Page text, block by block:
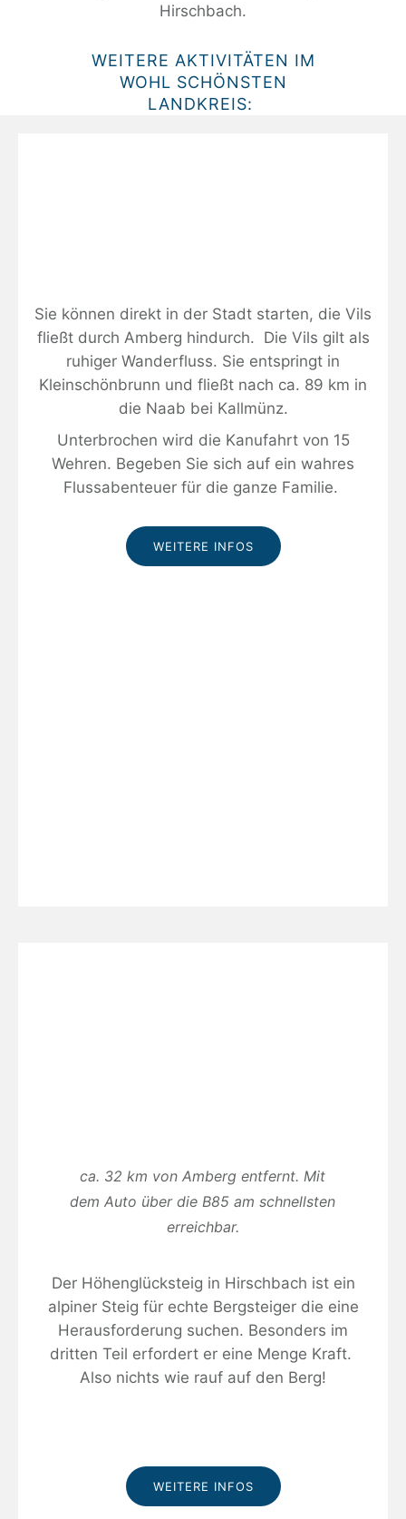
Hirschbach.
WEITERE AKTIVITÄTEN IM
WOHL SCHÖNSTEN
LANDKREIS:
Sie können direkt in der Stadt starten, die Vils
fließt durch Amberg hindurch. Die Vils gilt als
ruhiger Wanderfluss. Sie entspringt in
Kleinschönbrunn und fließt nach ca. 89 km in
die Naab bei Kallmünz.
Unterbrochen wird die Kanufahrt von 15
Wehren. Begeben Sie sich auf ein wahres
Flussabenteuer für die ganze Familie.
WEITERE INFOS
ca. 32 km von Amberg entfernt. Mit
dem Auto über die B85 am schnellsten
erreichbar.
Der Höhenglücksteig in Hirschbach ist ein
alpiner Steig für echte Bergsteiger die eine
Herausforderung suchen. Besonders im
dritten Teil erfordert er eine Menge Kraft.
Also nichts wie rauf auf den Berg!
WEITERE INFOS